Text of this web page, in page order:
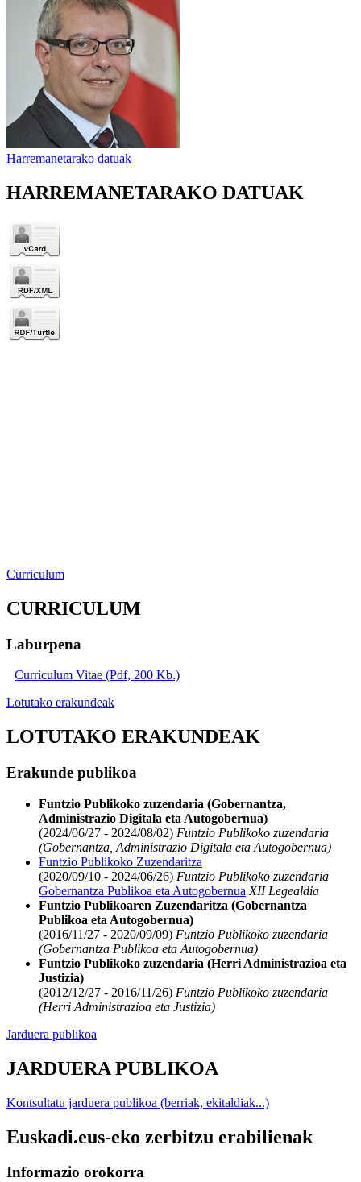
Harremanetarako datuak
HARREMANETARAKO DATUAK
Curriculum
CURRICULUM
Laburpena
Curriculum Vitae (Pdf, 200 Kb.)
Lotutako erakundeak
LOTUTAKO ERAKUNDEAK
Erakunde publikoa
Funtzio Publikoko zuzendaria (Gobernantza,
Administrazio Digitala eta Autogobernua)
(2024/06/27 - 2024/08/02) Funtzio Publikoko zuzendaria
(Gobernantza, Administrazio Digitala eta Autogobernua)
Funtzio Publikoko Zuzendaritza
(2020/09/10 - 2024/06/26) Funtzio Publikoko zuzendaria
Gobernantza Publikoa eta Autogobernua XII Legealdia
Funtzio Publikoaren Zuzendaritza (Gobernantza
Publikoa eta Autogobernua)
(2016/11/27 - 2020/09/09) Funtzio Publikoko zuzendaria
(Gobernantza Publikoa eta Autogobernua)
Funtzio Publikoko zuzendaria (Herri Administrazioa eta
Justizia)
(2012/12/27 - 2016/11/26) Funtzio Publikoko zuzendaria
(Herri Administrazioa eta Justizia)
Jarduera publikoa
JARDUERA PUBLIKOA
Kontsultatu jarduera publikoa (berriak, ekitaldiak...)
Euskadi.eus-eko zerbitzu erabilienak
Informazio orokorra